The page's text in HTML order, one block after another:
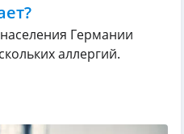
Германии
аллергий.